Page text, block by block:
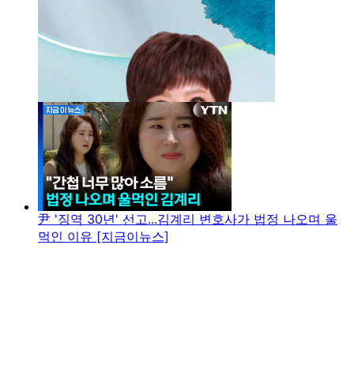
尹 '징역 30년' 선고...김계리 변호사가 법정 나오며 울
먹인 이유 [지금이뉴스]